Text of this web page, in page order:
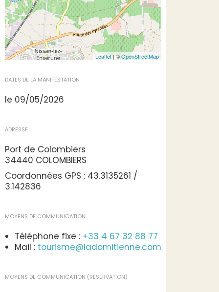
Leaflet| ©OpenStreetMap
DATES DE LA MANIFESTATION
le 09/05/2026
ADRESSE
Port de Colombiers
34440 COLOMBIERS
Coordonnées GPS : 43.3135261 /
3.142836
MOYENS DE COMMUNICATION
Téléphone fixe : +33 4 67 32 88 77
Mail : tourisme@ladomitienne.com
MOYENS DE COMMUNICATION (RÉSERVATION)